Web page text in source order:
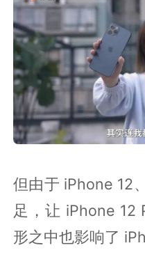
但由于 iPhone 12
足，让 iPhone 12
形之中也影响了